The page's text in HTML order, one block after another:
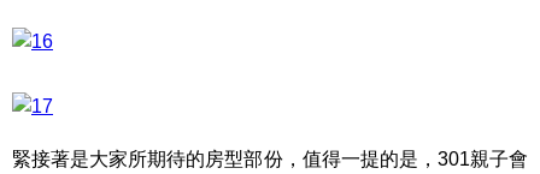
緊接著是大家所期待的房型部份，值得一提的是，301親子會